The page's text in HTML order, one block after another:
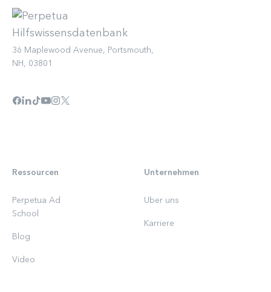
36 Maplewood Avenue, Portsmouth,
NH, 03801
Ressourcen
Perpetua Ad
School
Blog
Video
Unternehmen
Uber uns
Karriere